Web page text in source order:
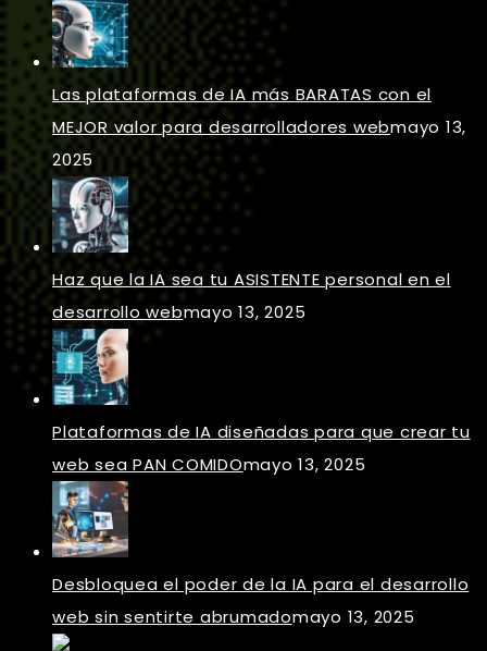
Las plataformas de IA más BARATAS con el
MEJOR valor para desarrolladores webmayo 13,
2025
Haz que la IA sea tu ASISTENTE personal en el
desarrollo webmayo 13, 2025
Plataformas de IA diseñadas para que crear tu
web sea PAN COMIDOmayo 13, 2025
Desbloquea el poder de la IA para el desarrollo
web sin sentirte abrumadomayo 13, 2025